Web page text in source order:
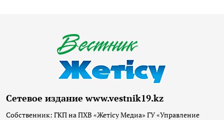
Сетевое издание www.vestnik19.kz
Собственник: ГКП на ПХВ «Жетісу Медиа» ГУ «Управление